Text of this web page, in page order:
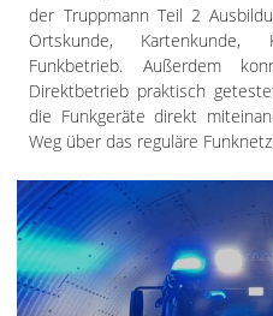
der Truppmann Teil 2
Ortskunde, Kartenkunde,
Funkbetrieb. Außerdem
Direktbetrieb praktisch
die Funkgeräte direkt
Weg über das reguläre